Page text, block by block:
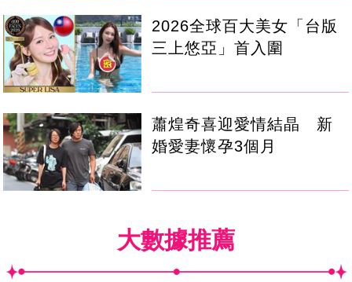
2026全球百大美女「台版
三上悠亞」首入圍
蕭煌奇喜迎愛情結晶 新
婚愛妻懷孕3個月
大數據推薦